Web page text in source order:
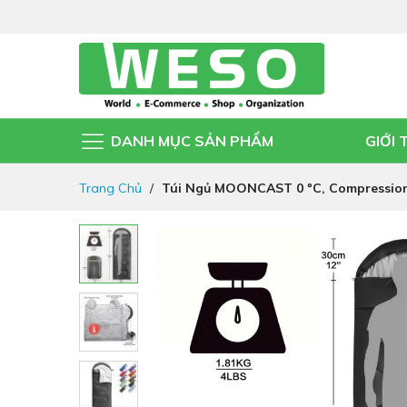
DANH MỤC SẢN PHẨM GIỚI
Trang Chủ Túi Ngủ MOONCAST 0 ºC,
Chuyển
đến
phần
đầu
của
thư
viện
hình
ảnh